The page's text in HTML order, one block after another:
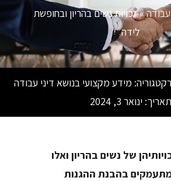
עבודה»זכויות נשים בהריון ובחופשת
לידה
קטגוריה: מידע מקצועי בנושא דיני עבודה
תאריך: ינואר 3, 2024
של נשים בהריון ואלו
בהבנת ההגנות